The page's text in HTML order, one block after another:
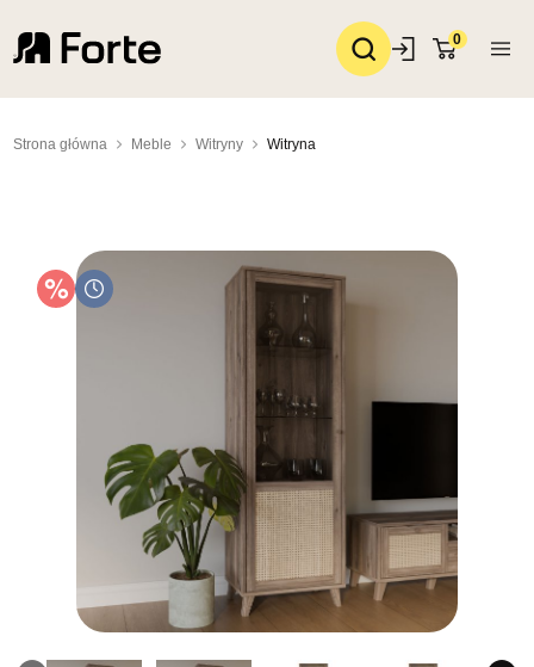
0
Strona główna Meble Witryny Witryna